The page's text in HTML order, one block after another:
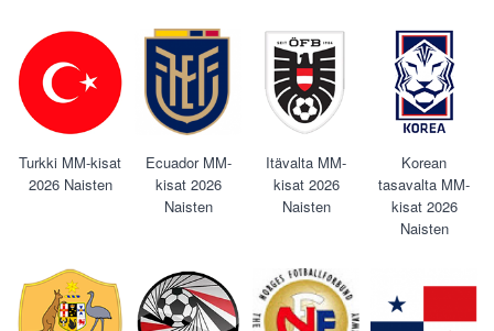
Turkki MM-kisat
2026 Naisten
Ecuador MM-
kisat 2026
Naisten
Itävalta MM-
kisat 2026
Naisten
Korean
tasavalta MM-
kisat 2026
Naisten